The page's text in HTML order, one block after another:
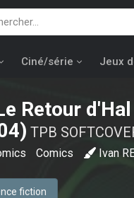
Ciné/série Jeux
Retour
TPB
Comics Ivan
fiction